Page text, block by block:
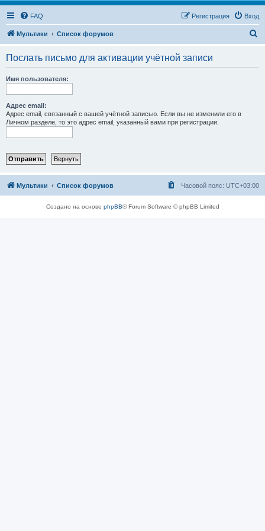
FAQ Вход
Регистрация
Мультики Список форумов
Послать письмо для активации учётной записи
Имя пользователя:
Адрес email:
Адрес email, связанный с вашей учётной записью. Если вы не изменили его в
Личном разделе, то это адрес email, указанный вами при регистрации.
Мультики Список форумов Часовой пояс: UTC+03:00
Создано на основе phpBB® Forum Software © phpBB Limited